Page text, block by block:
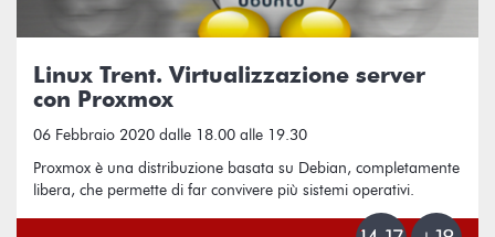
Linux Trent. Virtualizzazione server
con Proxmox
06 Febbraio 2020 dalle 18.00 alle 19.30
Proxmox è una distribuzione basata su Debian, completamente
libera, che permette di far convivere più sistemi operativi.